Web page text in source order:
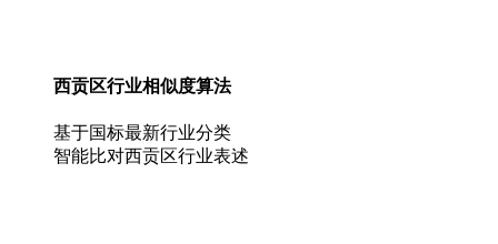
西贡区行业相似度算法
基于国标最新行业分类
智能比对西贡区行业表述